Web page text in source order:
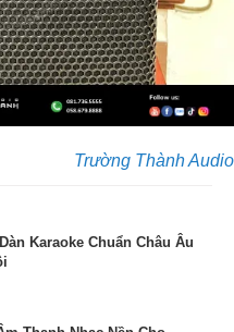
Trường Thành Audio
Karaoke Chuẩn Châu Âu